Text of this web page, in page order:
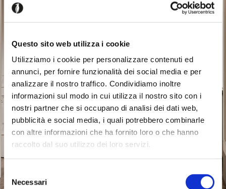
Questo sito web utilizza i cookie
Utilizziamo i cookie per personalizzare contenuti ed
annunci, per fornire funzionalità dei social media e per
analizzare il nostro traffico. Condividiamo inoltre
informazioni sul modo in cui utilizza il nostro sito con i
nostri partner che si occupano di analisi dei dati web,
pubblicità e social media, i quali potrebbero combinarle
con altre informazioni che ha fornito loro o che hanno
raccolto dal suo utilizzo dei loro servizi.
delNecessari